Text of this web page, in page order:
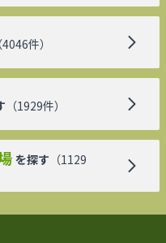
（4046件）
（1929件）
を探す （1129